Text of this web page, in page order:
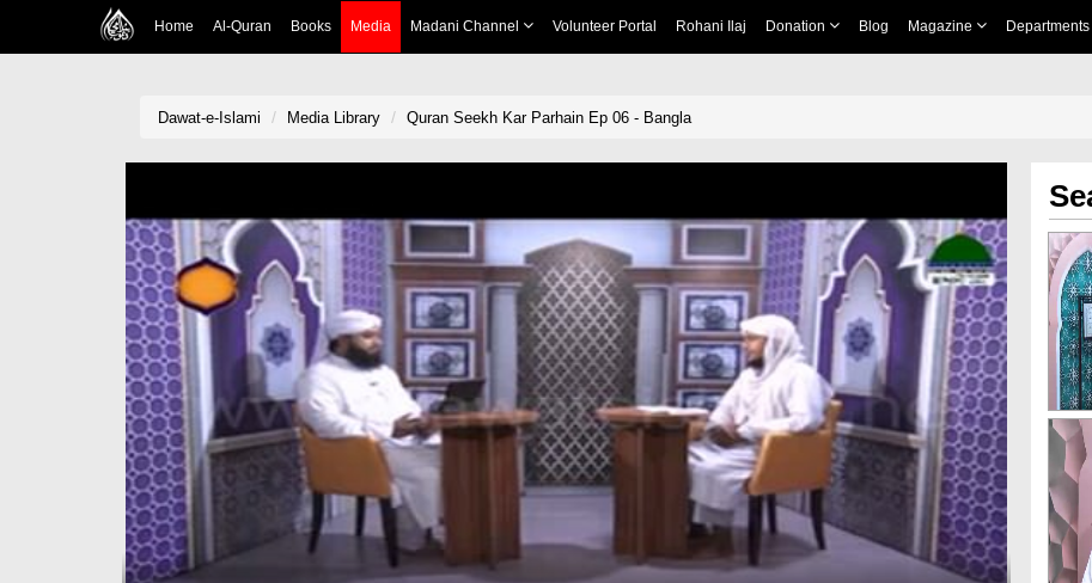
Home Al-Quran Books Media Madani Channel Volunteer Portal Rohani Ilaj Donation Blog Magazine Departments
Dawat-e-Islami Media Library Quran Seekh Kar Parhain Ep 06 - Bangla